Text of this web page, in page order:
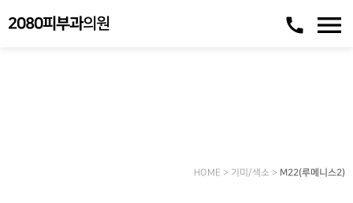
2080피부과의원 call menu
HOME > 기미/색소 > M22(루메니스2)